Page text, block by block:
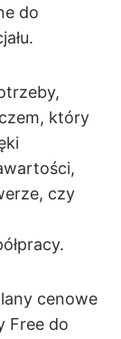
do
który
czy
cenowe
Free do